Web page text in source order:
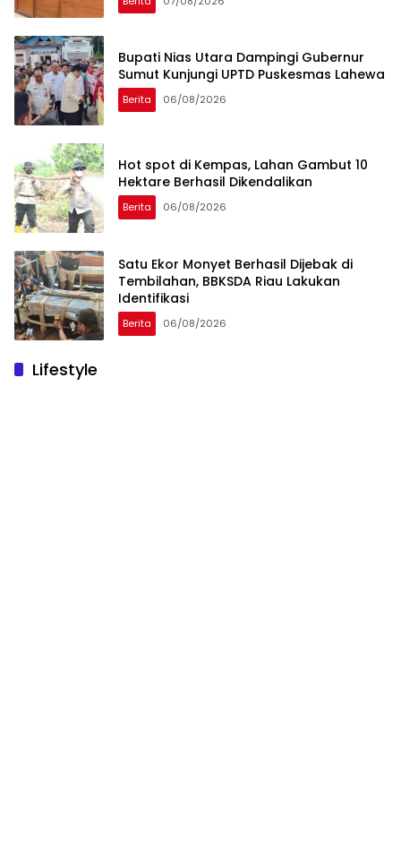
Bupati Nias Utara Dampingi Gubernur
Sumut Kunjungi UPTD Puskesmas Lahewa
Berita 06/08/2026
Hot spot di Kempas, Lahan Gambut 10
Hektare Berhasil Dikendalikan
Berita 06/08/2026
Satu Ekor Monyet Berhasil Dijebak di
Tembilahan, BBKSDA Riau Lakukan
Identifikasi
Berita 06/08/2026
Lifestyle